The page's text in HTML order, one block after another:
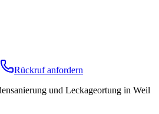
Rückruf anfordern
und Leckageortung in Weil